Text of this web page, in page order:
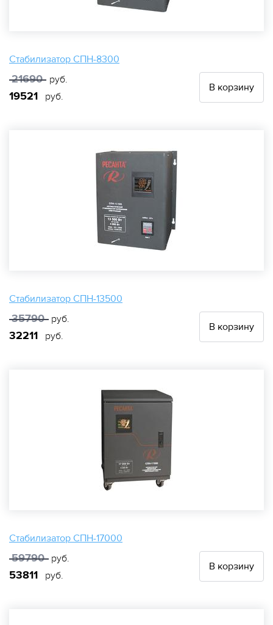
Стабилизатор СПН-8300
21690 руб.
19521 руб.
В корзину
Стабилизатор СПН-13500
35790 руб.
32211 руб.
В корзину
Стабилизатор СПН-17000
59790 руб.
53811 руб.
В корзину